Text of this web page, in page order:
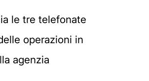
le tre telefonate
operazioni in
agenzia